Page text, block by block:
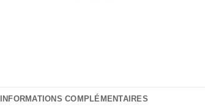
INFORMATIONS COMPLÉMENTAIRES